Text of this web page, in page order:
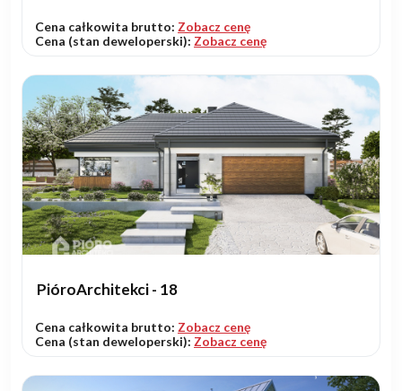
Cena całkowita brutto: Zobacz cenę
Cena (stan deweloperski): Zobacz cenę
PióroArchitekci - 18
Cena całkowita brutto: Zobacz cenę
Cena (stan deweloperski): Zobacz cenę